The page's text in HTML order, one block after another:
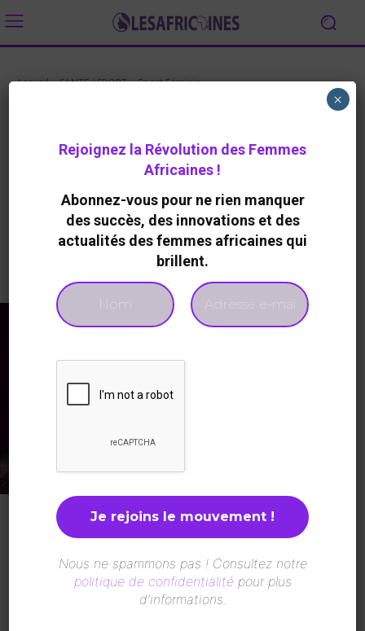
Accueil SANTE / SPORT Sport Féminin
femmes « porté 30 % dans
l’administration publique »
Redaction 21 Septembre 2023
Twitter
Le Premier ministre, Dr Bernard Goumou a présidé ce lundi 18
femme africaine, organisé par les Conseillères nationales de la
transition. À l’occasion, le chef du gouvernement a rappelé les
prouesses du CNRD en matière de promotion du genre dans
Rejoignez la Révolution des Femmes
Africaines !
Abonnez-vous pour ne rien manquer
des succès, des innovations et des
actualités des femmes africaines qui
brillent.
Nous ne spammons pas ! Consultez notre
politique de confidentialitépour plus
d’informations.
×